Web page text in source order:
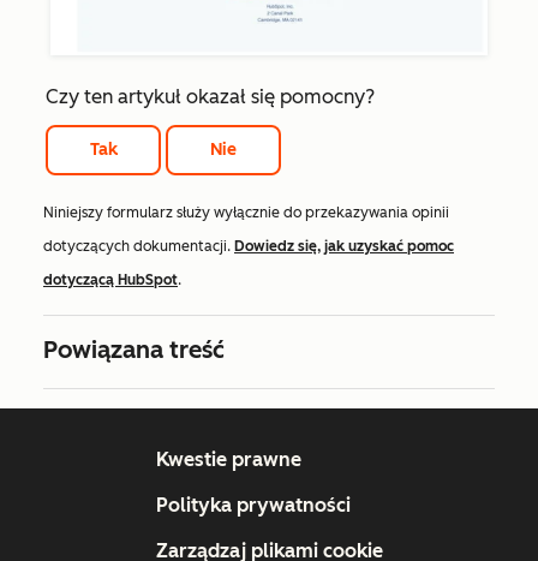
Czy ten artykuł okazał się pomocny?
Tak Nie
Niniejszy formularz służy wyłącznie do przekazywania opinii
dotyczących dokumentacji. Dowiedz się, jak uzyskać pomoc
dotyczącą HubSpot.
Powiązana treść
Kwestie prawne
Polityka prywatności
Zarządzaj plikami cookie